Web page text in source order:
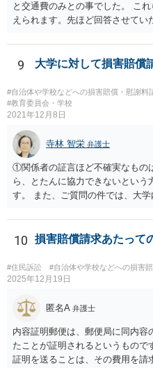
と交通費のみとの事でした。 こ
えられます。先ほど回答させて
9 大学に対して損害賠償
#自治体や学校などへの損害賠償・慰謝料
#教育委員会・学校
2021年12月8日
寺林 智栄 弁護士
①関係者の証言ほど不確実なもの
ら、とたんに協力できないとい
す。 また、ご質問の件では、大
しょう。 資料の開示制度がある
みてはどうでしょうか。 個人で
いるかと思います。 もし、個人
は依頼をして（受任してくれる弁
弁護士法23条の2に基づく照会を
しれません。 ですが、推薦があ
保証されているのでなければ、給
ます。 ですので、お金をかけて
は高いと思われます。 ただ、こ
異なるかもしれません。
10 損害賠償請求あたって
#住民訴訟 #自治体や学校などへの損害
2025年12月19日
匿名A 弁護士
内容証明郵便は、郵便局に同内容
たことが証明されるというもの
証明を送ることは、その費用を請